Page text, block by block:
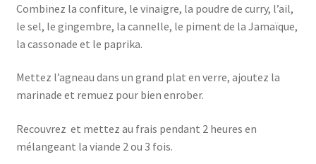
Combinez la confiture, le vinaigre, la poudre de curry, l’ail,
le sel, le gingembre, la cannelle, le piment de la Jamaïque,
la cassonade et le paprika.
Mettez l’agneau dans un grand plat en verre, ajoutez la
marinade et remuez pour bien enrober.
Recouvrez et mettez au frais pendant 2 heures en
mélangeant la viande 2 ou 3 fois.